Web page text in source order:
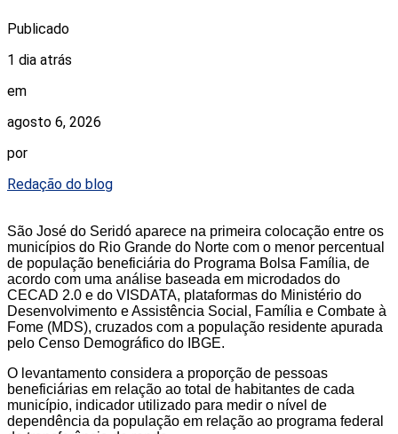
Publicado
1 dia atrás
em
agosto 6, 2026
por
Redação do blog
São José do Seridó aparece na primeira colocação entre os
municípios do Rio Grande do Norte com o menor percentual
de população beneficiária do Programa Bolsa Família, de
acordo com uma análise baseada em microdados do
CECAD 2.0 e do VISDATA, plataformas do Ministério do
Desenvolvimento e Assistência Social, Família e Combate à
Fome (MDS), cruzados com a população residente apurada
pelo Censo Demográfico do IBGE.
O levantamento considera a proporção de pessoas
beneficiárias em relação ao total de habitantes de cada
município, indicador utilizado para medir o nível de
dependência da população em relação ao programa federal